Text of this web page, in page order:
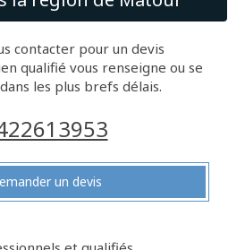
contacter pour un devis
qualifié vous renseigne ou se
les plus brefs délais.
un devis